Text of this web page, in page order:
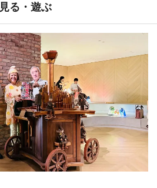
見る・遊ぶ